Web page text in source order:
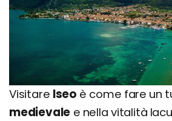
Visitare Iseo è come fare un
medievale e nella vitalità